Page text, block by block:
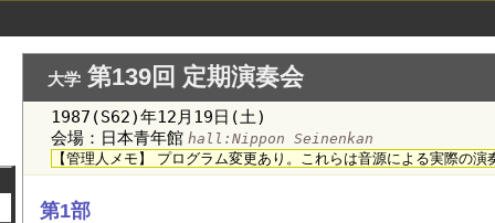
大学 第139回 定期演奏会
1987(S62)年12月19日(土)
会場：日本青年館 hall:Nippon Seinenkan
【管理人メモ】 プログラム変更あり。これらは音源による実際の演
第1部